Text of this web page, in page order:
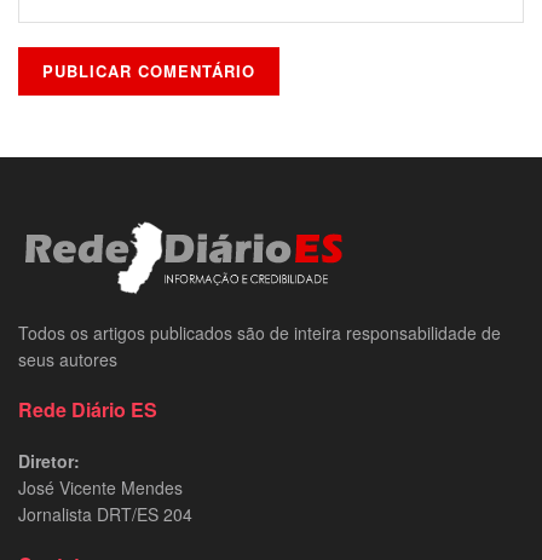
Todos os artigos publicados são de inteira responsabilidade de
seus autores
Rede Diário ES
Diretor:
José Vicente Mendes
Jornalista DRT/ES 204